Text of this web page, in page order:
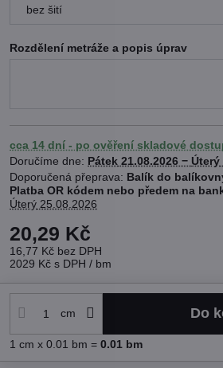
Rozdělení metráže a popis úprav
cca 14 dní - po ověření skladové
Doručíme dne: Pátek 21.08.2026 − Úterý
Balík do
Platba OR kódem nebo předem na
Úterý 25.08.2026
20,29 Kč
16,77 Kč bez DPH
2029 Kč s DPH / bm
cm Do
1 cm x 0.01 bm = 0.01 bm